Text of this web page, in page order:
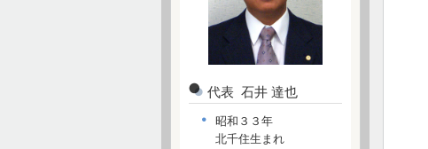
代表 石井 達也
昭和３３年
北千住生まれ